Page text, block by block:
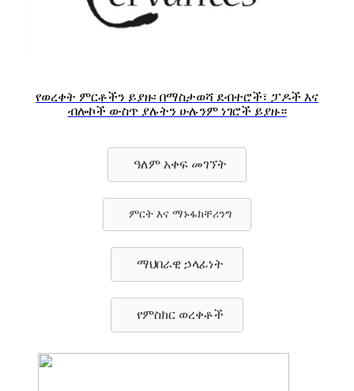
የወረቀት ምርቶችን ይያዙ፡ በማስታወሻ ደብተሮች፣ ፓዶች እና
ብሎኮች ውስጥ ያሉትን ሁሉንም ነገሮች ይያዙ።
ዓለም አቀፍ መገኘት
ምርት እና ማኑፋክቸሪንግ
ማህበራዊ ኃላፊነት
የምስክር ወረቀቶች